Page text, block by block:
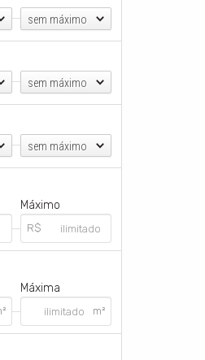
sem máximo
sem máximo
sem máximo
Máximo
Máxima